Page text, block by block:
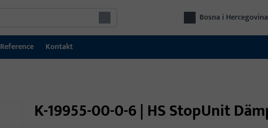
Bosna i Hercegovina
Reference Kontakt
K-19955-00-0-6 | HS StopUnit